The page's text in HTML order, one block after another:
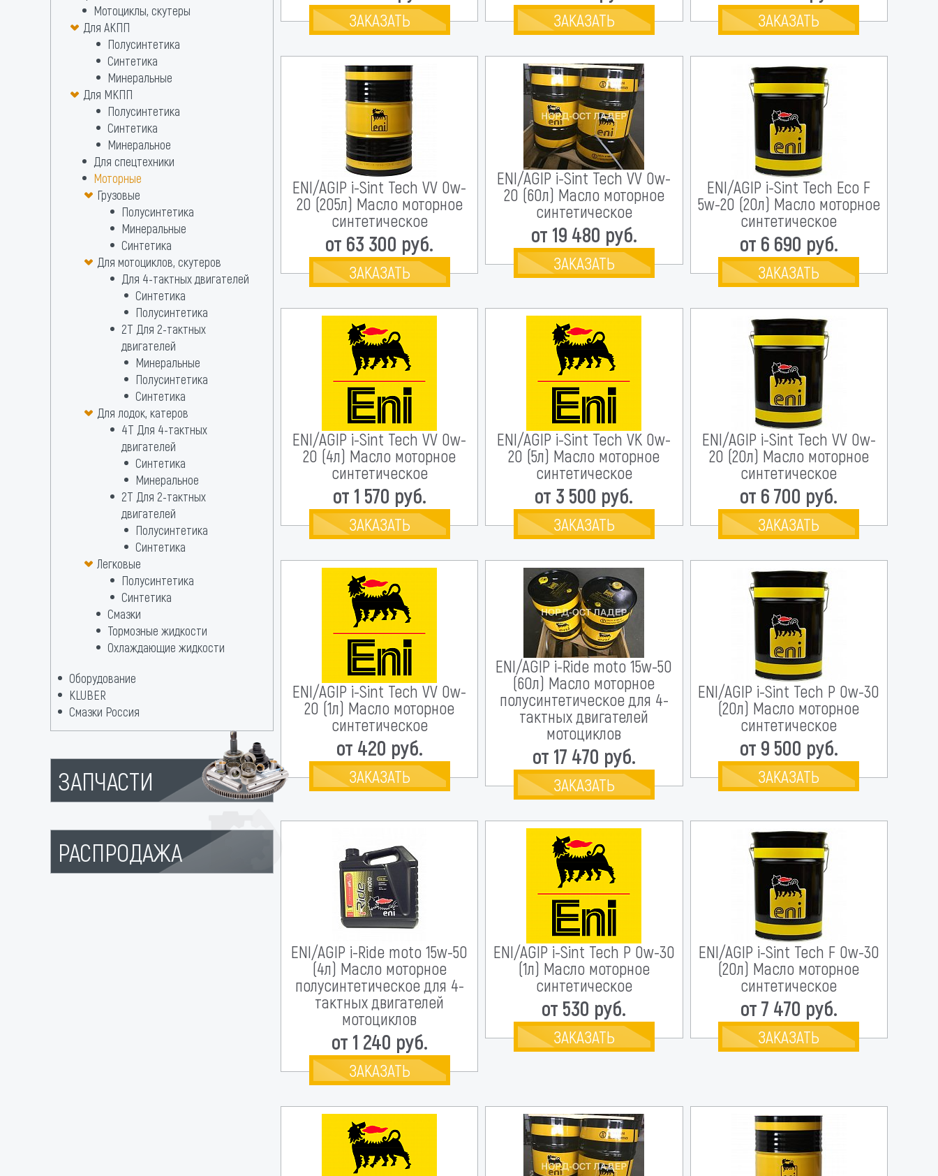
ЗАКАЗАТЬ ЗАКАЗАТЬ ЗАКАЗАТЬ
ENI/AGIP i-Sint Tech VV 0w-
20 (205л) Масло моторное
синтетическое
от 63 300 руб.
ЗАКАЗАТЬ
ENI/AGIP i-Sint Tech VV 0w-
20 (60л) Масло моторное
синтетическое
от 19 480 руб.
ЗАКАЗАТЬ
ENI/AGIP i-Sint Tech Eco F
5w-20 (20л) Масло моторное
синтетическое
от 6 690 руб.
ЗАКАЗАТЬ
ENI/AGIP i-Sint Tech VV 0w-
20 (4л) Масло моторное
синтетическое
от 1 570 руб.
ЗАКАЗАТЬ
ENI/AGIP i-Sint Tech VK 0w-
20 (5л) Масло моторное
синтетическое
от 3 500 руб.
ЗАКАЗАТЬ
ENI/AGIP i-Sint Tech VV 0w-
20 (20л) Масло моторное
синтетическое
от 6 700 руб.
ЗАКАЗАТЬ
ENI/AGIP i-Sint Tech VV 0w-
20 (1л) Масло моторное
синтетическое
от 420 руб.
ЗАКАЗАТЬ
ENI/AGIP i-Ride moto 15w-50
(60л) Масло моторное
полусинтетическое для 4-
тактных двигателей
мотоциклов
от 17 470 руб.
ЗАКАЗАТЬ
ENI/AGIP i-Sint Tech P 0w-30
(20л) Масло моторное
синтетическое
от 9 500 руб.
ЗАКАЗАТЬ
ENI/AGIP i-Ride moto 15w-50
(4л) Масло моторное
полусинтетическое для 4-
тактных двигателей
мотоциклов
от 1 240 руб.
ЗАКАЗАТЬ
ENI/AGIP i-Sint Tech P 0w-30
(1л) Масло моторное
синтетическое
от 530 руб.
ЗАКАЗАТЬ
ENI/AGIP i-Sint Tech F 0w-30
(20л) Масло моторное
синтетическое
от 7 470 руб.
ЗАКАЗАТЬ
Мотоциклы, скутеры
Для АКПП
Полусинтетика
Синтетика
Минеральные
Для МКПП
Полусинтетика
Синтетика
Минеральное
Для спецтехники
Моторные
Грузовые
Полусинтетика
Минеральные
Синтетика
Для мотоциклов, скутеров
Для 4-тактных двигателей
Синтетика
Полусинтетика
2Т Для 2-тактных
двигателей
Минеральные
Полусинтетика
Синтетика
Для лодок, катеров
4Т Для 4-тактных
двигателей
Синтетика
Минеральное
2T Для 2-тактных
двигателей
Полусинтетика
Синтетика
Легковые
Полусинтетика
Синтетика
Смазки
Тормозные жидкости
Охлаждающие жидкости
Оборудование
KLUBER
Смазки Россия
ЗАПЧАСТИ
РАСПРОДАЖА